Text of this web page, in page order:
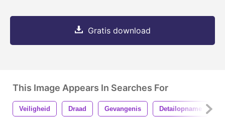
Gratis download
This Image Appears In Searches For
Veiligheid Draad Gevangenis Detailopname